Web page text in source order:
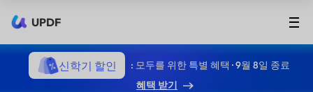
UPDF
신학기 할인
: 모두를 위한 특별 혜택 · 9월 8일 종료
혜택 받기